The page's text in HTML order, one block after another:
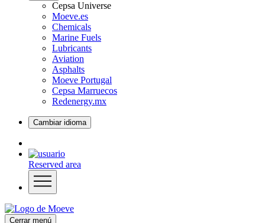
Cepsa Universe
Moeve.es
Chemicals
Marine Fuels
Lubricants
Aviation
Asphalts
Moeve Portugal
Cepsa Marruecos
Redenergy.mx
Cambiar idioma
Reserved area
Cerrar menú